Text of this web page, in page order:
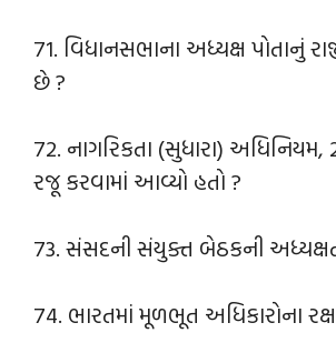
71. વિધાનસભાના અધ્યક્ષ પોતાનું
છે ?
72. નાગરિકતા (સુધારા) અધિનિયમ,
રજૂ કરવામાં આવ્યો હતો ?
73. સંસદની સંયુક્ત બેઠકની
74. ભારતમાં મૂળભૂત અધિકારોના